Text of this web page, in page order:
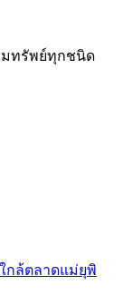
มทรัพย์ทุกชนิด
กล้ตลาดแม่ยุพิ